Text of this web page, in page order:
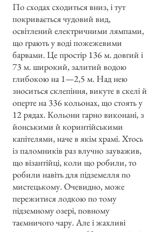
По сходах сходиться вниз, і тут
покривається чудовий вид,
освітлений електричними лямпами,
що грають у воді пожежевими
барвами. Це простір 136 м. довгий і
73 м. широкий, залитий водою
глибокою на 1—2,5 м. Над нею
зноситься склепіння, викуте в скелі й
оперте на 336 кольонах, що стоять у
12 рядах. Кольони гарно виконані, з
йонськими й коринтійськими
капітелями, наче в якім храмі. Хтось
із паломників раз влучно зауважив,
що візантійці, коли що робили, то
робили навіть для підземелля по
мистецькому. Очевидно, може
пережитися лодкою по тому
підземному озері, повному
таємничого чару. Але і жахливі